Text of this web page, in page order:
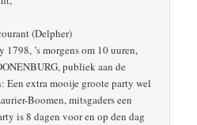
(Delpher)
1798, ’s morgens om 10 uuren,
publiek aan de
Een extra mooije groote party wel
Boomen, mitsgaders een
is 8 dagen voor en op den dag